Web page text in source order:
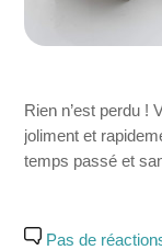
Rien n’est perdu !
joliment et
temps passé et
Pas de